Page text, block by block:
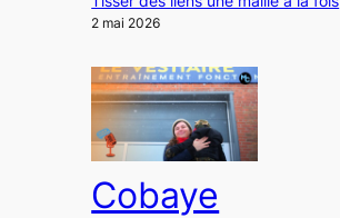
2 mai 2026
Cobaye